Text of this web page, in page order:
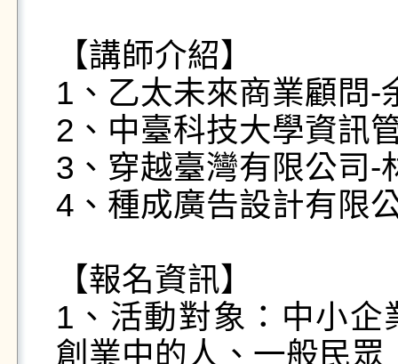
【講師介紹】
1、乙太未來商業顧問-
2、中臺科技大學資訊
3、穿越臺灣有限公司-
4、種成廣告設計有限
【報名資訊】
1、活動對象：中小
創業中的人、一般民眾